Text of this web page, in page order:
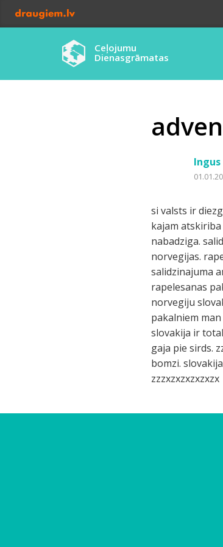
Ceļojumu
Dienasgrāmatas
si valsts ir
kajam
nabadziga.
norvegijas.
salidzinajuma
rapelesanas
norvegiju
pakalniem
slovakija ir
gaja pie sirds.
bomzi.
zzzxzxzxzxzxzx